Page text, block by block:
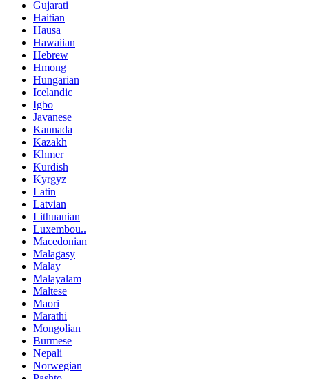
Gujarati
Haitian
Hausa
Hawaiian
Hebrew
Hmong
Hungarian
Icelandic
Igbo
Javanese
Kannada
Kazakh
Khmer
Kurdish
Kyrgyz
Latin
Latvian
Lithuanian
Luxembou..
Macedonian
Malagasy
Malay
Malayalam
Maltese
Maori
Marathi
Mongolian
Burmese
Nepali
Norwegian